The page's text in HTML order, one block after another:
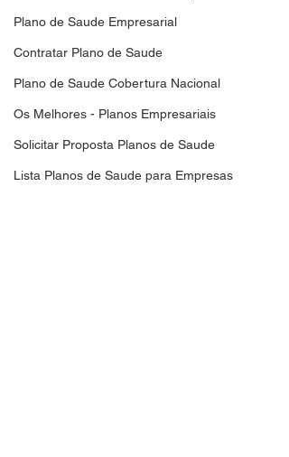
Plano de Saude Empresarial
Contratar Plano de Saude
Plano de Saude Cobertura Nacional
Os Melhores - Planos Empresariais
Solicitar Proposta Planos de Saude
Lista Planos de Saude para Empresas